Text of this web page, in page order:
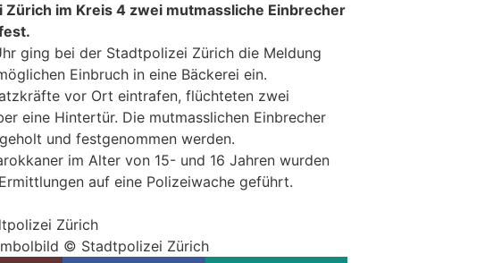
Zürich im Kreis 4 zwei mutmassliche Einbrecher
ging bei der Stadtpolizei Zürich die Meldung
Einbruch in eine Bäckerei ein.
vor Ort eintrafen, flüchteten zwei
eine Hintertür. Die mutmasslichen Einbrecher
und festgenommen werden.
im Alter von 15- und 16 Jahren wurden
auf eine Polizeiwache geführt.
Zürich
© Stadtpolizei Zürich